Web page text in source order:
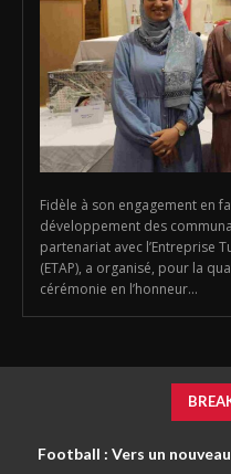
Fidèle à son engagement en
développement des
partenariat avec l’Entreprise
(ETAP), a organisé, pour la
cérémonie en l’honneur...
Football : Vers un